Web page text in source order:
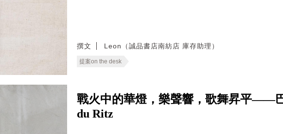
撰文 Leon（誠品書店南紡店 庫存助理）
提案on the desk
戰火中的華燈，樂聲響，歌舞昇平——
du Ritz